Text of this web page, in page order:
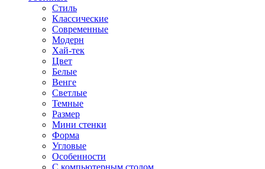
Стиль
Классические
Современные
Модерн
Хай-тек
Цвет
Белые
Венге
Светлые
Темные
Размер
Мини стенки
Форма
Угловые
Особенности
С компьютерным столом